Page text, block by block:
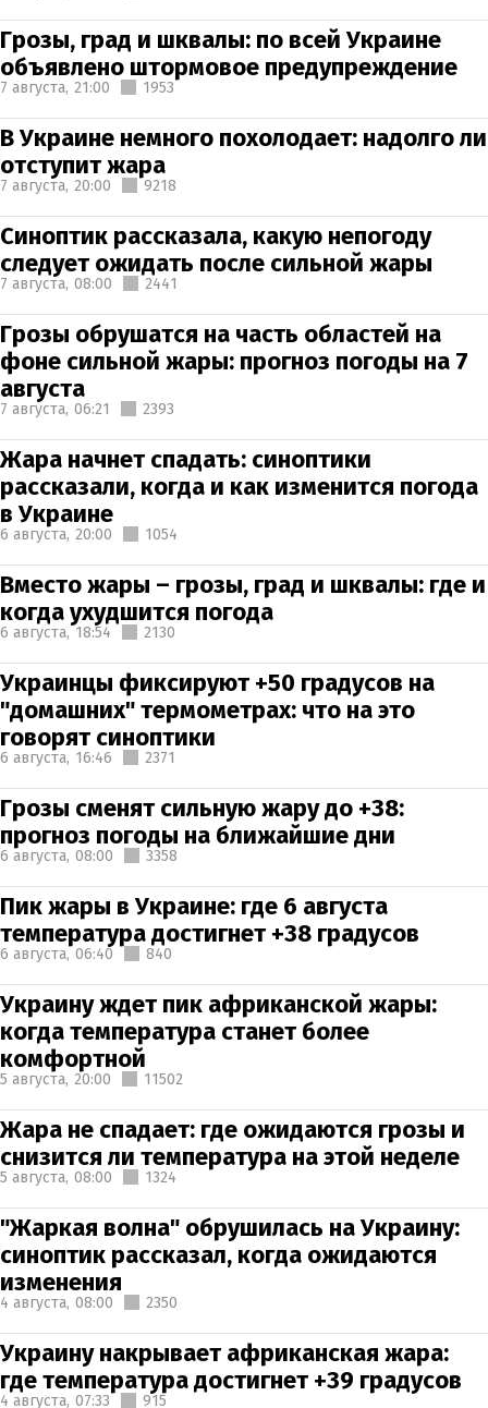
Грозы, град и шквалы: по всей Украине
объявлено штормовое предупреждение
7 августа, 21:00 1953
В Украине немного похолодает: надолго ли
отступит жара
7 августа, 20:00 9218
Синоптик рассказала, какую непогоду
следует ожидать после сильной жары
7 августа, 08:00 2441
Грозы обрушатся на часть областей на
фоне сильной жары: прогноз погоды на 7
августа
7 августа, 06:21 2393
Жара начнет спадать: синоптики
рассказали, когда и как изменится погода
в Украине
6 августа, 20:00 1054
Вместо жары – грозы, град и шквалы: где и
когда ухудшится погода
6 августа, 18:54 2130
Украинцы фиксируют +50 градусов на
"домашних" термометрах: что на это
говорят синоптики
6 августа, 16:46 2371
Грозы сменят сильную жару до +38:
прогноз погоды на ближайшие дни
6 августа, 08:00 3358
Пик жары в Украине: где 6 августа
температура достигнет +38 градусов
6 августа, 06:40 840
Украину ждет пик африканской жары:
когда температура станет более
комфортной
5 августа, 20:00 11502
Жара не спадает: где ожидаются грозы и
снизится ли температура на этой неделе
5 августа, 08:00 1324
"Жаркая волна" обрушилась на Украину:
синоптик рассказал, когда ожидаются
изменения
4 августа, 08:00 2350
Украину накрывает африканская жара:
где температура достигнет +39 градусов
4 августа, 07:33 915